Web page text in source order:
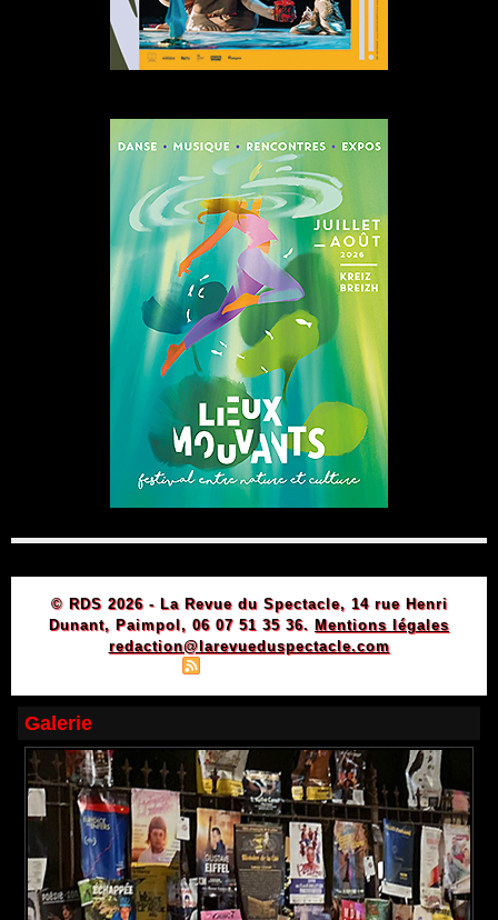
© RDS 2026 - La Revue du Spectacle, 14 rue Henri
Dunant, Paimpol, 06 07 51 35 36. Mentions légales
redaction@larevueduspectacle.com
Galerie